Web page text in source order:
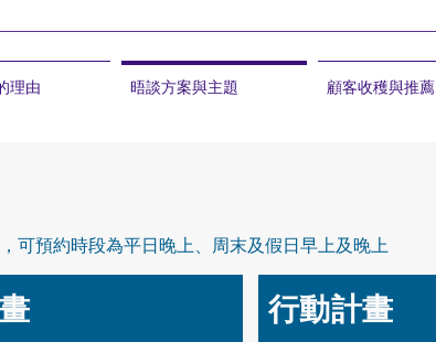
理由 晤談方案與主題 顧客收穫與推薦
可預約時段為平日晚上、周末及假日早上及晚上
行動計畫